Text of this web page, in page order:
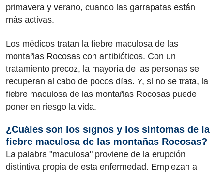
primavera y verano, cuando las garrapatas están
más activas.
Los médicos tratan la fiebre maculosa de las
montañas Rocosas con antibióticos. Con un
tratamiento precoz, la mayoría de las personas se
recuperan al cabo de pocos días. Y, si no se trata, la
fiebre maculosa de las montañas Rocosas puede
poner en riesgo la vida.
¿Cuáles son los signos y los síntomas de la
fiebre maculosa de las montañas Rocosas?
La palabra "maculosa" proviene de la erupción
distintiva propia de esta enfermedad. Empiezan a